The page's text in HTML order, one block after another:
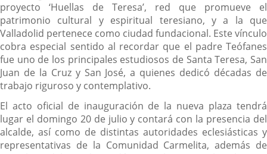
proyecto ‘Huellas de Teresa’, red que promueve el
patrimonio cultural y espiritual teresiano, y a la que
Valladolid pertenece como ciudad fundacional. Este vínculo
cobra especial sentido al recordar que el padre Teófanes
fue uno de los principales estudiosos de Santa Teresa, San
Juan de la Cruz y San José, a quienes dedicó décadas de
trabajo riguroso y contemplativo.
El acto oficial de inauguración de la nueva plaza tendrá
lugar el domingo 20 de julio y contará con la presencia del
alcalde, así como de distintas autoridades eclesiásticas y
representativas de la Comunidad Carmelita, además de